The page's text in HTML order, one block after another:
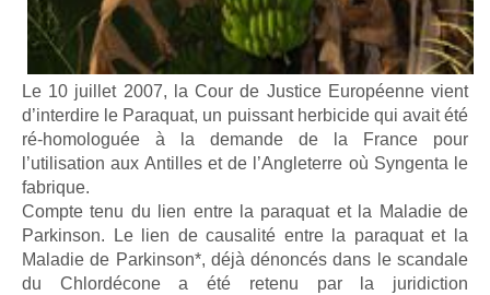
Le 10 juillet 2007, la Cour de Justice Européenne vient
d’interdire le Paraquat, un puissant herbicide qui avait été
ré-homologuée à la demande de la France pour
l’utilisation aux Antilles et de l’Angleterre où Syngenta le
fabrique.
Compte tenu du lien entre la paraquat et la Maladie de
Parkinson. Le lien de causalité entre la paraquat et la
Maladie de Parkinson*, déjà dénoncés dans le scandale
du Chlordécone a été retenu par la juridiction